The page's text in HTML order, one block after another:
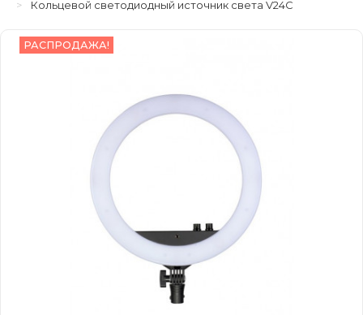
Кольцевой светодиодный источник света V24C
РАСПРОДАЖА!